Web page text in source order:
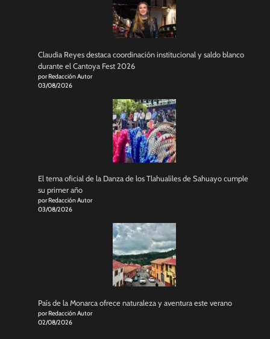
Claudia Reyes destaca coordinación institucional y saldo blanco
durante el Cantoya Fest 2026
por Redacción Autor
03/08/2026
El tema oficial de la Danza de los Tlahualiles de Sahuayo cumple
su primer año
por Redacción Autor
03/08/2026
País de la Monarca ofrece naturaleza y aventura este verano
por Redacción Autor
02/08/2026